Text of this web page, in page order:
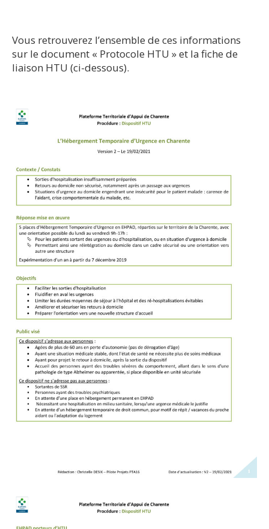
Vous retrouverez l’ensemble de ces informations
sur le document « Protocole HTU » et la fiche de
liaison HTU (ci-dessous).